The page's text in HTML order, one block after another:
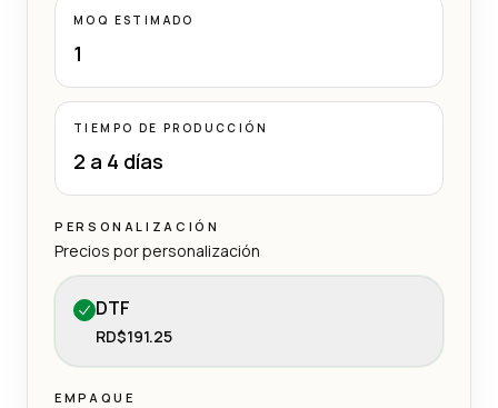
MOQ ESTIMADO
1
TIEMPO DE PRODUCCIÓN
2 a 4 días
PERSONALIZACIÓN
Precios por personalización
DTF
RD$191.25
EMPAQUE